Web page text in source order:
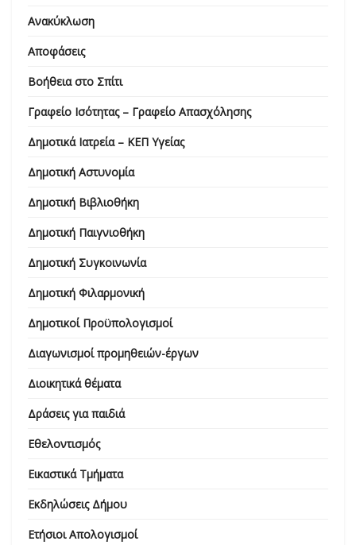
Ανακύκλωση
Αποφάσεις
Βοήθεια στο Σπίτι
Γραφείο Ισότητας – Γραφείο Απασχόλησης
Δημοτικά Ιατρεία – ΚΕΠ Υγείας
Δημοτική Αστυνομία
Δημοτική Βιβλιοθήκη
Δημοτική Παιγνιοθήκη
Δημοτική Συγκοινωνία
Δημοτική Φιλαρμονική
Δημοτικοί Προϋπολογισμοί
Διαγωνισμοί προμηθειών-έργων
Διοικητικά θέματα
Δράσεις για παιδιά
Εθελοντισμός
Εικαστικά Τμήματα
Εκδηλώσεις Δήμου
Ετήσιοι Απολογισμοί